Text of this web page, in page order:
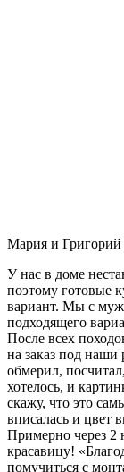
Мария и
У нас в доме
поэтому готовые
вариант. Мы с
подходящего
После всех
на заказ под
обмерил,
хотелось, и
скажу, что это
вписалась и цвет
Примерно через 2
красавицу!
помучиться с